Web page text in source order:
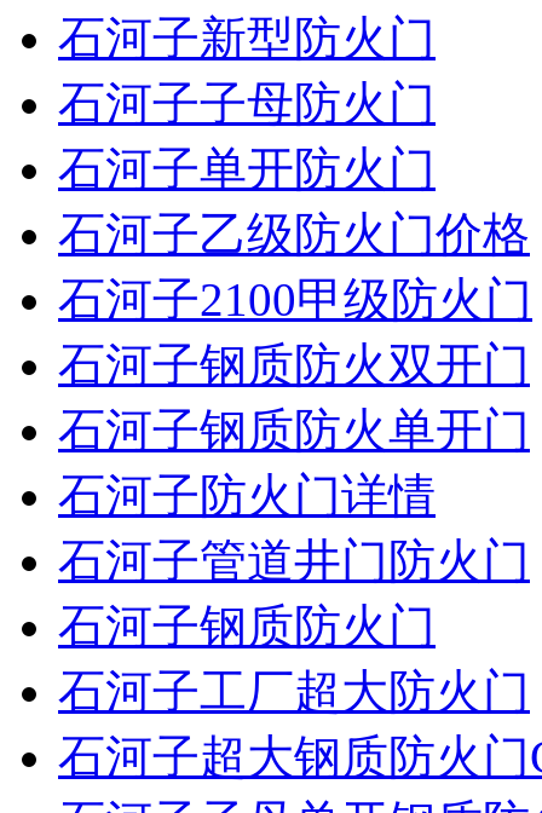
石河子新型防火门
石河子子母防火门
石河子单开防火门
石河子乙级防火门价格
石河子2100甲级防火门
石河子钢质防火双开门
石河子钢质防火单开门
石河子防火门详情
石河子管道井门防火门
石河子钢质防火门
石河子工厂超大防火门
石河子超大钢质防火门